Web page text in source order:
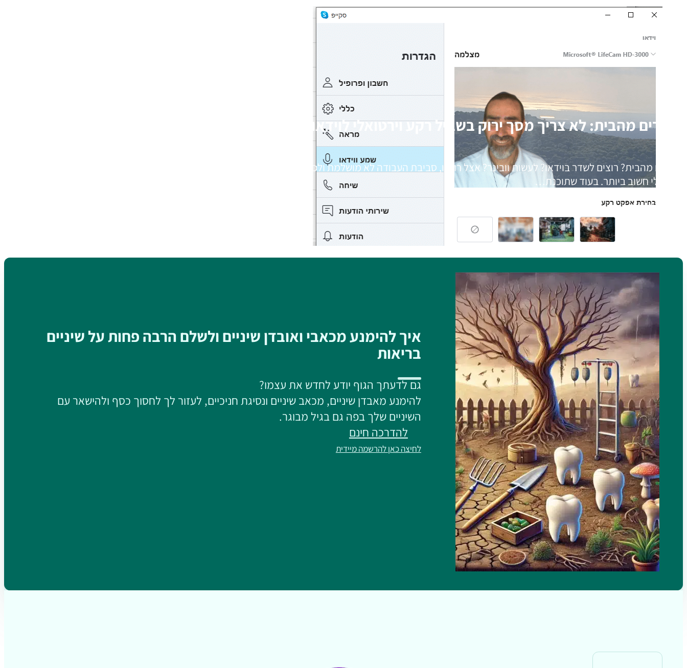
עובדים מהבית: לא צריך מסך ירוק בשביל רקע וירטואלי לוידאו
עובדים מהבית? רוצים לשדר בוידאו? לעשות וובינר? אצל רובנו, סביבת העבודה לא מושלמת ולכן רקע
וירטואלי חשוב ביותר. בעוד שתוכנת…
17/08/2020
איך להימנע מכאבי ואובדן שיניים ולשלם הרבה פחות על שיניים
בריאות
גם לדעתך הגוף יודע לחדש את עצמו?
להימנע מאבדן שיניים, מכאב שיניים ונסיגת חניכיים, לעזור לך לחסוך כסף ולהישאר עם
השיניים שלך בפה גם בגיל מבוגר.
להדרכה חינם
לחיצה כאן להרשמה מיידית